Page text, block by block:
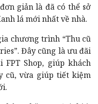
giản là đã có thể sở
lá mới nhất về nhà.
chương trình “Thu cũ
Đây cũng là ưu đãi
Shop, giúp khách
cũ, vừa giúp tiết kiệm